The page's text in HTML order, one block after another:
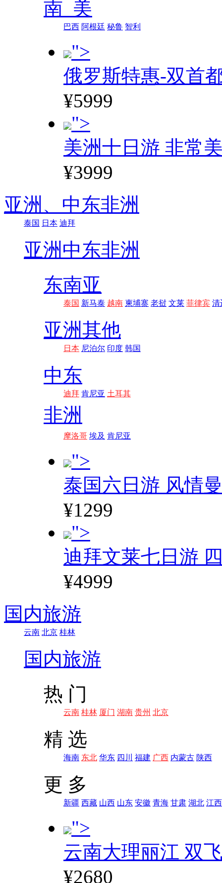
南 美
巴西 阿根廷 秘鲁 智利
">
俄罗斯特惠-双首
¥5999
">
美洲十日游 非常
¥3999
亚洲、 中东非洲
泰国 日本 迪拜
亚洲 中东非洲
东南亚
泰国 新马泰 越南 柬埔寨 老挝 文莱 菲律宾 清
亚洲其他
日本 尼泊尔 印度 韩国
中东
迪拜 肯尼亚 土耳其
非洲
摩洛哥 埃及 肯尼亚
">
泰国六日游 风情
¥1299
">
迪拜文莱七日游
¥4999
国内旅游
云南 北京 桂林
国内旅游
热 门
云南 桂林 厦门 湖南 贵州 北京
精 选
海南 东北 华东 四川 福建 广西 内蒙古 陕西
更 多
新疆 西藏 山西 山东 安徽 青海 甘肃 湖北 江西
">
云南大理丽江 双
¥2680